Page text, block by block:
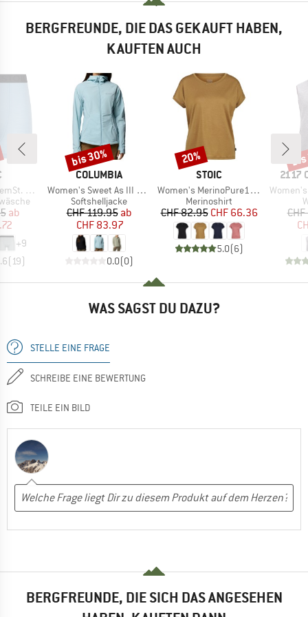
BERGFREUNDE, DIE DAS GEKAUFT HABEN,
KAUFTEN AUCH
Boxer
Preis
ab
+9
(19)
MARKE
COLUMBIA
Artikel
Women's Sweet As III Hooded Softshell
Produktgruppe
Softshelljacke
Preis
CHF 119.95reduzierter Preis
ab
CHF 83.97
0.0(0)
Rabatt
bis 30%
MARKE
STOIC
Artikel
Women's MerinoPure180 HaldenSt. T-Shirt
Produktgruppe
Merinoshirt
Preis
CHF 82.95reduzierter Preis
CHF 66.36
5.0(6)
Rabatt
20%
2117
Artikel
WAS SAGST DU DAZU?
STELLE EINE FRAGE
SCHREIBE EINE BEWERTUNG
TEILE EIN BILD
BERGFREUNDE, DIE SICH DAS ANGESEHEN